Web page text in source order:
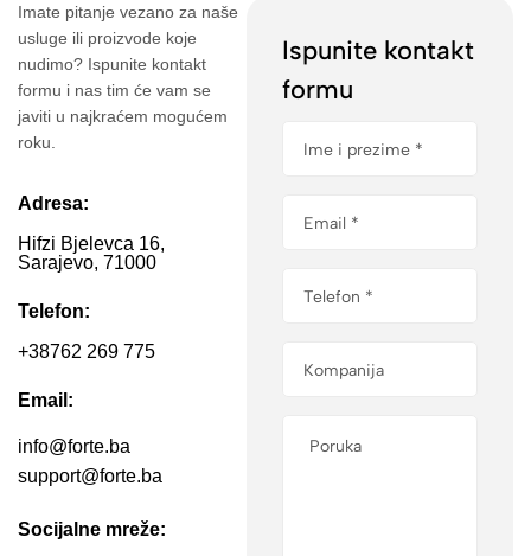
Imate pitanje vezano za naše
usluge ili proizvode koje
nudimo? Ispunite kontakt
formu i nas tim će vam se
javiti u najkraćem mogućem
roku.
Adresa:
Hifzi Bjelevca 16,
Sarajevo, 71000
Telefon:
+38762 269 775
Email:
info@forte.ba
support@forte.ba
Socijalne mreže:
Ispunite kontakt
formu